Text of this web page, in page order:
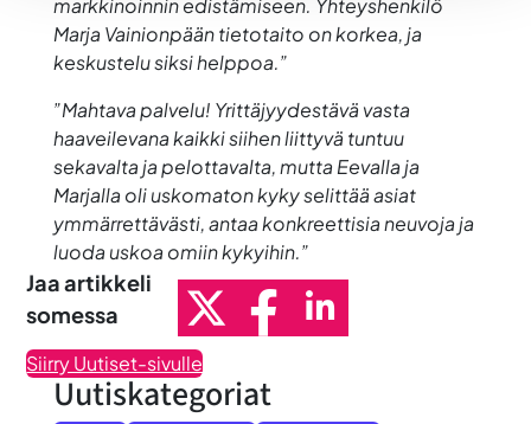
markkinoinnin edistämiseen. Yhteyshenkilö
Marja Vainionpään tietotaito on korkea, ja
keskustelu siksi helppoa.”
”Mahtava palvelu! Yrittäjyydestävä vasta
haaveilevana kaikki siihen liittyvä tuntuu
sekavalta ja pelottavalta, mutta Eevalla ja
Marjalla oli uskomaton kyky selittää asiat
ymmärrettävästi, antaa konkreettisia neuvoja ja
luoda uskoa omiin kykyihin.”
Jaa artikkeli
somessa
Siirry Uutiset-sivulle
Uutiskategoriat